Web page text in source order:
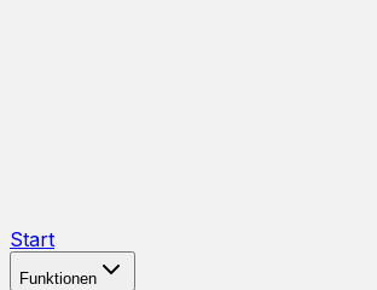
Start
Funktionen